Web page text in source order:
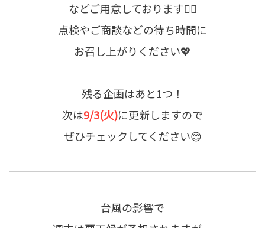
などご用意しております💁‍♀️
点検やご商談などの待ち時間に
お召し上がりください💖
残る企画はあと1つ！
次は9/3(火)に更新しますので
ぜひチェックしてください😊
台風の影響で